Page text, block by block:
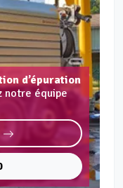
d’épuration
notre équipe